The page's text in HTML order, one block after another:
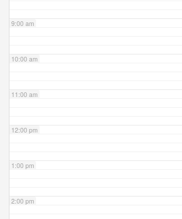
9:00 am
10:00 am
11:00 am
12:00 pm
1:00 pm
2:00 pm